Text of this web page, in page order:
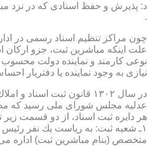
د: پذیرش و حفظ اسنادی كه در نزد
.
چون مراكز تنظیم اسناد رسمی در
علت اینكه مباشرین ثبت، جزو اركان
نوعی كارمند و نماینده دولت
نیازی به وجود نماینده یا دفتریار
در سال ۱۳۰۲ قانون ثبت
هر دایره ثبت اسناد، از دو قسمت
۱ـ شعبه ثبت: به ریاست یك نفر
متخصص (بنام مباشرین ثبت) اداره